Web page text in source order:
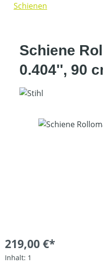
Schienen
Schiene
0.404'', 90
Bildergalerie überspringen
219,00 €*
Inhalt: 1